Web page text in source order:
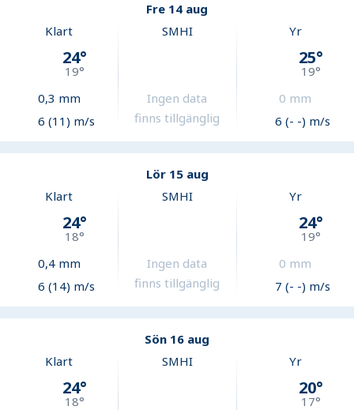
Fre 14 aug
Klart
24°
19°
0,3 mm
6 (11) m/s
SMHI
Ingen data
finns tillgänglig
Yr
25°
19°
0 mm
6 (- -) m/s
Lör 15 aug
Klart
24°
18°
0,4mm
6 (14) m/s
SMHI
Ingen data
finns tillgänglig
Yr
24°
19°
0 mm
7 (- -) m/s
Sön 16 aug
Klart
24°
18°
SMHI Yr
20°
17°